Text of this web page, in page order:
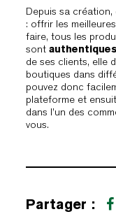
Depuis sa création,
: offrir les
faire, tous les
sontauthentiques
de ses clients, elle
boutiques dans
pouvez donc
plateforme et
dans l’un des
vous.
Partager :